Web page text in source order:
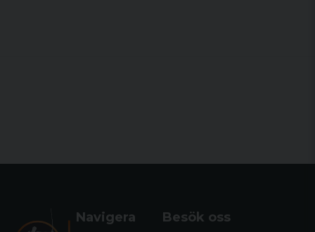
Navigera Besök oss